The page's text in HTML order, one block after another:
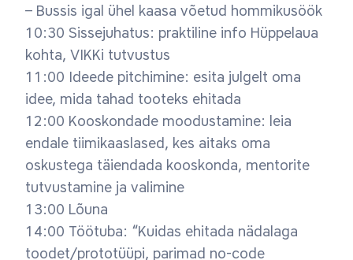
– Bussis igal ühel kaasa võetud hommikusöök
10:30 Sissejuhatus: praktiline info Hüppelaua
kohta, VIKKi tutvustus
11:00 Ideede pitchimine: esita julgelt oma
idee, mida tahad tooteks ehitada
12:00 Kooskondade moodustamine: leia
endale tiimikaaslased, kes aitaks oma
oskustega täiendada kooskonda, mentorite
tutvustamine ja valimine
13:00 Lõuna
14:00 Töötuba: “Kuidas ehitada nädalaga
toodet/prototüüpi, parimad no-code